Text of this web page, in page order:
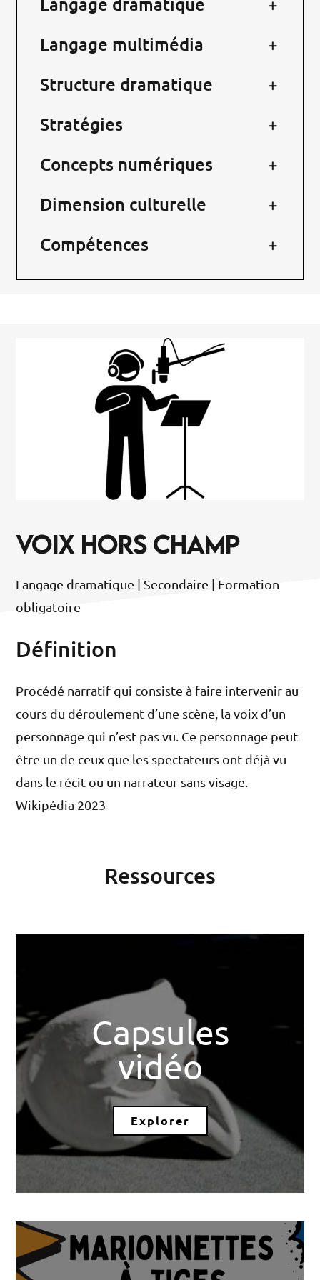
Langage multimédia
Structure dramatique
Stratégies
Concepts numériques
Dimension culturelle
Compétences
VOIX HORS CHAMP
Langage dramatique | Secondaire | Formation
obligatoire
Définition
Procédé narratif qui consiste à faire intervenir au
cours du déroulement d’une scène, la voix d’un
personnage qui n’est pas vu. Ce personnage peut
être un de ceux que les spectateurs ont déjà vu
dans le récit ou un narrateur sans visage.
Wikipédia 2023
Ressources
Capsules
vidéo
Explorer